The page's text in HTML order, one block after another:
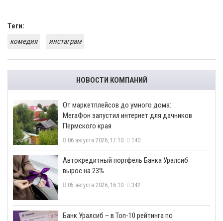
Теги:
комедия
инстаграм
НОВОСТИ КОМПАНИЙ
От маркетплейсов до умного дома:
МегаФон запустил интернет для дачников
Пермского края
06 августа 2026, 17:10 140
​Автокредитный портфель Банка Уралсиб
вырос на 23%
05 августа 2026, 16:10 342
​Банк Уралсиб – в Топ-10 рейтинга по